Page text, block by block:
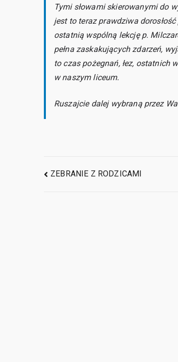
Tymi słowami skierowanymi do
jest to teraz prawdziwa
ostatnią wspólną lekcję p.
pełna zaskakujących zdarzeń,
to czas pożegnań, łez, ostatnich
w naszym liceum.
Ruszajcie dalej wybraną przez
ZEBRANIE Z RODZICAMI